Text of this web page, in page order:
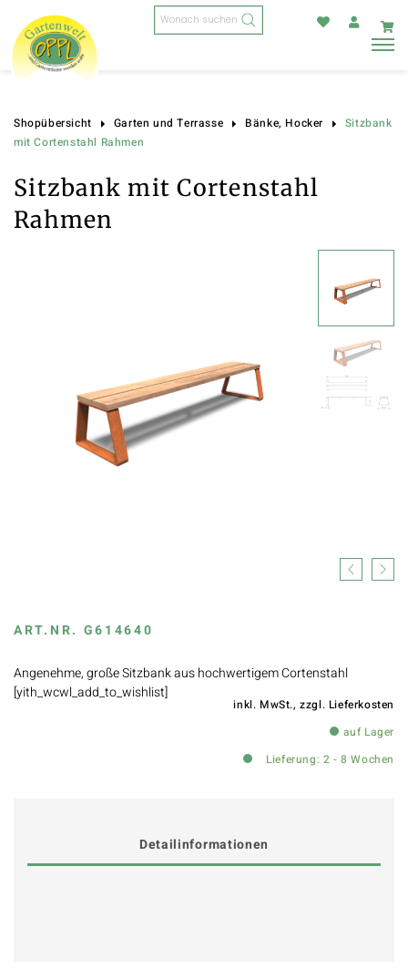
Products
search
Shopübersicht Garten und Terrasse Bänke, Hocker
Sitzbank
mit Cortenstahl Rahmen
Sitzbank mit Cortenstahl
Rahmen
Previous
Next
ART.NR. G614640
Angenehme, große Sitzbank aus hochwertigem Cortenstahl
[yith_wcwl_add_to_wishlist]
inkl. MwSt., zzgl. Lieferkosten
auf Lager
Lieferung: 2 - 8 Wochen
Detailinformationen